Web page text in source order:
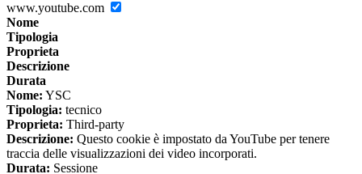
www.youtube.com
Nome
Tipologia
Proprieta
Descrizione
Durata
Nome: YSC
Tipologia: tecnico
Proprieta: Third-party
Descrizione: Questo cookie è impostato da YouTube per tenere
traccia delle visualizzazioni dei video incorporati.
Durata: Sessione